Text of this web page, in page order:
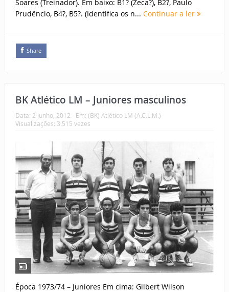
Soares (Treinador). Em baixo: B1? (Zeca?), B2?, Paulo
Prudêncio, B4?, B5?. (Identifica os n... Continuar a ler
Share
BK Atlético LM – Juniores masculinos
Data: 2 Junho, 2012 Em: (BK) Atlético LM (A.C.L.M.)
Visualizações: 3.515 vezes
Época 1973/74 – Juniores Em cima: Gilbert Wilson